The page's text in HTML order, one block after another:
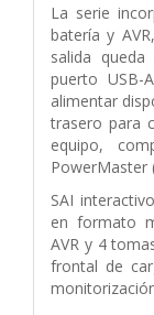
La serie
batería y
salida queda
puerto
alimentar
trasero para
equipo,
PowerMaster
SAI
en formato
AVR y 4
frontal de